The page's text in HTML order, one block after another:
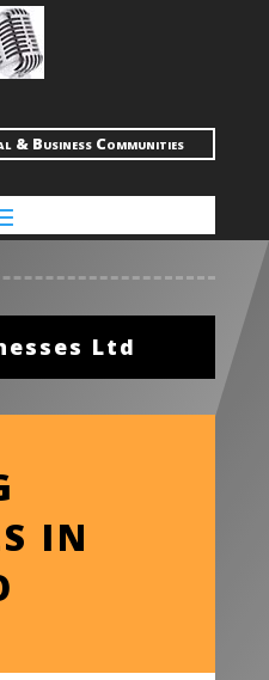
Business Communities
Ltd
IN